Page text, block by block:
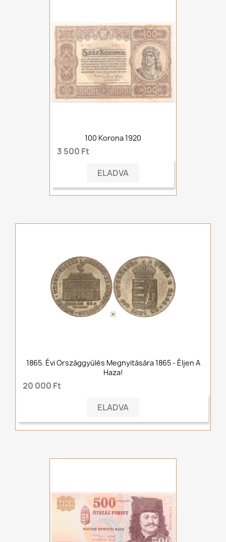
100 Korona 1920
3 500 Ft
ELADVA
1865. Évi Országgyűlés Megnyitására 1865 - Éljen A
Haza!
20 000 Ft
ELADVA